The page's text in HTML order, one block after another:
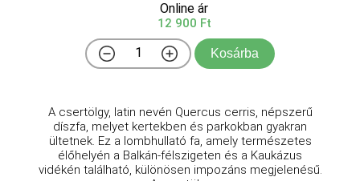
Online ár
12 900 Ft
Kosárba
A csertölgy, latin nevén Quercus cerris, népszerű
díszfa, melyet kertekben és parkokban gyakran
ültetnek. Ez a lombhullató fa, amely természetes
élőhelyén a Balkán-félszigeten és a Kaukázus
vidékén található, különösen impozáns megjelenésű.